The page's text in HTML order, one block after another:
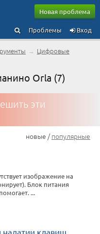
Новая проблема
Вход
Проблемы
→ Цифровые
Orla (7)
эти
новые /популярные
изображение на
Блок питания
...
надатии клавиш